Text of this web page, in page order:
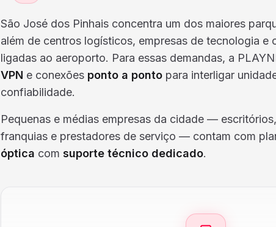
São José dos Pinhais concentra um dos maiores
além de centros logísticos, empresas de tecnologia e
ligadas ao aeroporto. Para essas demandas, a
VPN e conexões ponto a ponto para interligar
confiabilidade.
Pequenas e médias empresas da cidade —
franquias e prestadores de serviço — contam com
óptica com suporte técnico dedicado.